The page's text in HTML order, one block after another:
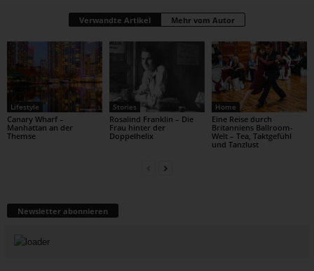
Verwandte Artikel Mehr vom Autor
Lifestyle
Canary Wharf –
Manhattan an der
Themse
Stories
Rosalind Franklin – Die
Frau hinter der
Doppelhelix
Home
Eine Reise durch
Britanniens Ballroom-
Welt – Tea, Taktgefühl
und Tanzlust
Newsletter abonnieren